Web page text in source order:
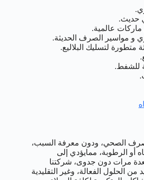
حديث.
عالمية.
و مواسير الصرف الحديثة.
متطورة لتسليك البلاليع.
للشفط.
الصحي، ودون معرفة السبب،
الرطوبة، ممايؤدي إلى
مرات دون جدوى، شركتنا
الحلول الفعالة، وغير التقليدية